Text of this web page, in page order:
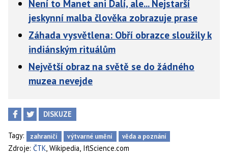
Není to Manet ani Dalí, ale... Nejstarší
jeskynní malba člověka zobrazuje prase
Záhada vysvětlena: Obří obrazce sloužily k
indiánským rituálům
Největší obraz na světě se do žádného
muzea nevejde
DISKUZE
Tagy: zahraničí výtvarné umění věda a poznání
Zdroje: ČTK Wikipedia IflScience.com